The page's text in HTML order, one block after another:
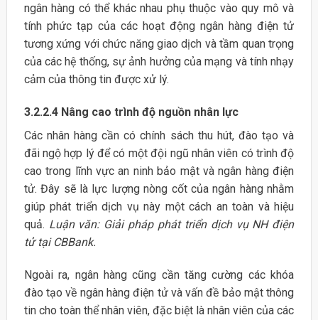
ngân hàng có thể khác nhau phụ thuộc vào quy mô và
tính phức tạp của các hoạt động ngân hàng điện tử
tương xứng với chức năng giao dịch và tầm quan trọng
của các hệ thống, sự ảnh hưởng của mạng và tính nhạy
cảm của thông tin được xử lý.
3.2.2.4 Nâng cao trình độ nguồn nhân lực
Các nhân hàng cần có chính sách thu hút, đào tạo và
đãi ngộ hợp lý để có một đội ngũ nhân viên có trình độ
cao trong lĩnh vực an ninh bảo mật và ngân hàng điện
tử. Đây sẽ là lực lượng nòng cốt của ngân hàng nhằm
giúp phát triển dịch vụ này một cách an toàn và hiệu
quả. Luận văn: Giải pháp phát triển dịch vụ NH điện
tử tại CBBank.
Ngoài ra, ngân hàng cũng cần tăng cường các khóa
đào tạo về ngân hàng điện tử và vấn đề bảo mật thông
tin cho toàn thể nhân viên, đặc biệt là nhân viên của các